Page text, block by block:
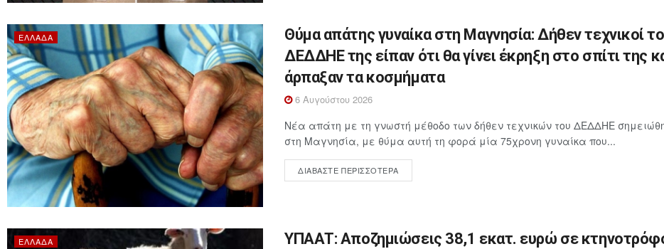
ΕΛΛΆΔΑ
Θύμα απάτης γυναίκα στη Μαγνησία: Δήθεν τεχνικοί
ΔΕΔΔΗΕ της είπαν ότι θα γίνει έκρηξη στο σπίτι της
άρπαξαν τα κοσμήματα
6 Αυγούστου 2026
Νέα απάτη με τη γνωστή μέθοδο των δήθεν τεχνικών του ΔΕΔΔΗΕ
στη Μαγνησία, με θύμα αυτή τη φορά μία 75χρονη γυναίκα που...
ΔΙΑΒΆΣΤΕ ΠΕΡΙΣΣΌΤΕΡΑ
ΕΛΛΆΔΑ
ΥΠΑΑΤ: Αποζημιώσεις 38,1 εκατ. ευρώ σε